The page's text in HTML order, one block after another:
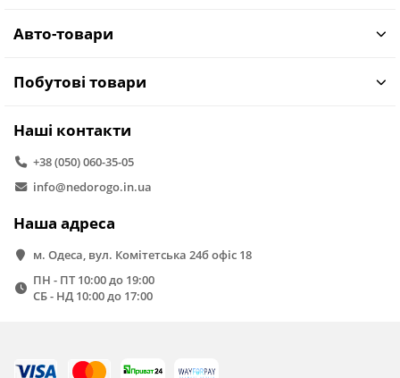
Авто-товари
Побутові товари
Наші контакти
+38 (050) 060-35-05
info@nedorogo.in.ua
Наша адреса
м. Одеса, вул. Комітетська 24б офіс 18
ПН - ПТ 10:00 до 19:00
СБ - НД 10:00 до 17:00